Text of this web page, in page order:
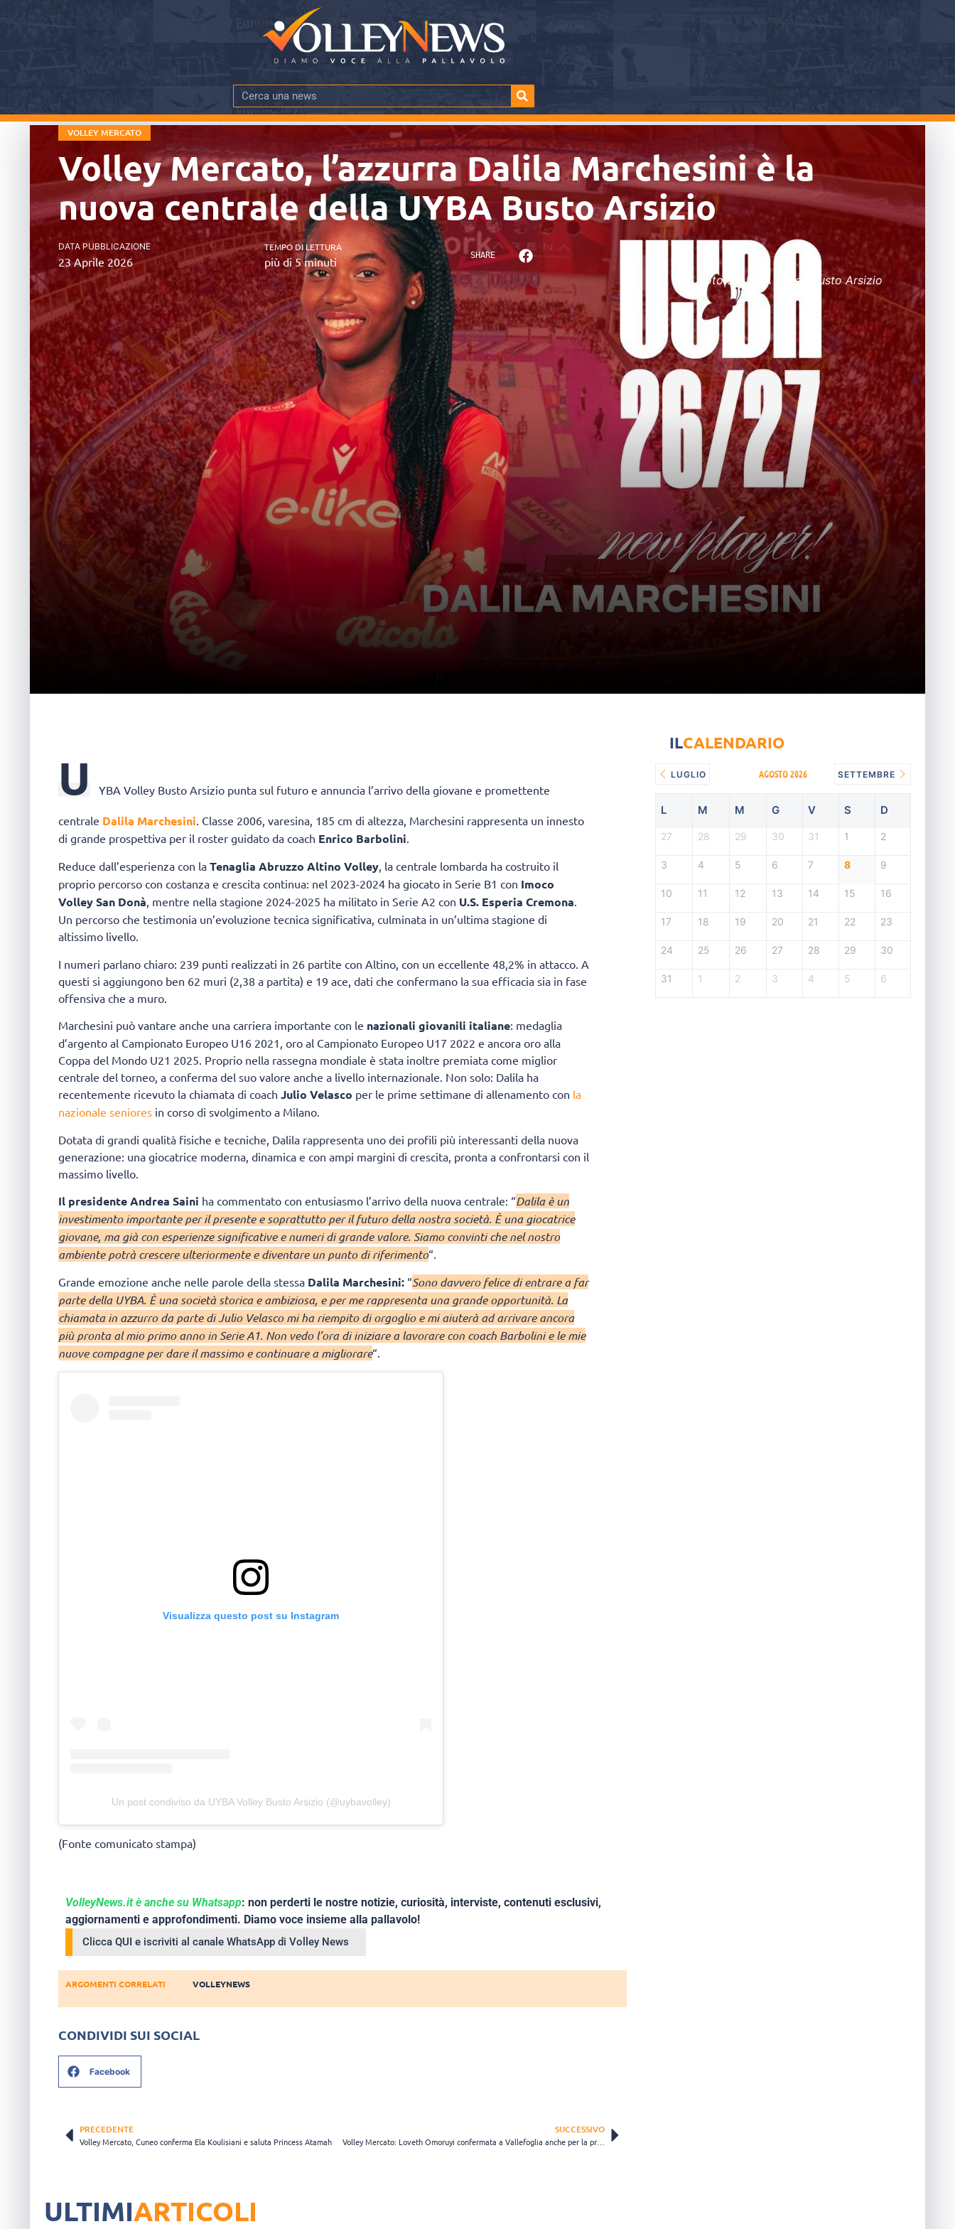
VOLLEY MERCATO
Volley Mercato, l’azzurra Dalila Marchesini è la
nuova centrale della UYBA Busto Arsizio
DATA PUBBLICAZIONE
23 Aprile 2026
TEMPO DI LETTURA
più di 5 minuti SHARE
Foto di UYBA Volley Busto Arsizio
U YBA Volley Busto Arsizio punta sul futuro e annuncia l’arrivo della giovane e promettente
centrale Dalila Marchesini . Classe 2006, varesina, 185 cm di altezza, Marchesini rappresenta un innesto
di grande prospettiva per il roster guidato da coach Enrico Barbolini
Reduce dall’esperienza con la Tenaglia Abruzzo Altino Volley, la centrale lombarda ha costruito il
proprio percorso con costanza e crescita continua: nel 2023-2024 ha giocato in Serie B1 con Imoco
Volley San Donà, mentre nella stagione 2024-2025 ha militato in Serie A2 con U.S. Esperia Cremona.
Un percorso che testimonia un’evoluzione tecnica significativa, culminata in un’ultima stagione di
altissimo livello.
I numeri parlano chiaro: 239 punti realizzati in 26 partite con Altino, con un eccellente 48,2% in attacco. A
questi si aggiungono ben 62 muri (2,38 a partita) e 19 ace, dati che confermano la sua efficacia sia in fase
offensiva che a muro.
Marchesini può vantare anche una carriera importante con le nazionali giovanili italiane: medaglia
d’argento al Campionato Europeo U16 2021, oro al Campionato Europeo U17 2022 e ancora oro alla
Coppa del Mondo U21 2025. Proprio nella rassegna mondiale è stata inoltre premiata come miglior
centrale del torneo, a conferma del suo valore anche a livello internazionale. Non solo: Dalila ha
recentemente ricevuto la chiamata di coach Julio Velasco per le prime settimane di allenamento con la
nazionale seniores in corso di svolgimento a Milano.
Dotata di grandi qualità fisiche e tecniche, Dalila rappresenta uno dei profili più interessanti della nuova
generazione: una giocatrice moderna, dinamica e con ampi margini di crescita, pronta a confrontarsi con il
massimo livello.
Il presidente Andrea Saini ha commentato con entusiasmo l’arrivo della nuova centrale: “Dalila è un
investimento importante per il presente e soprattutto per il futuro della nostra società. È una giocatrice
giovane, ma già con esperienze significative e numeri di grande valore. Siamo convinti che nel nostro
ambiente potrà crescere ulteriormente e diventare un punto di riferimento“.
Grande emozione anche nelle parole della stessa Dalila Marchesini: “Sono davvero felice di entrare a far
parte della UYBA. È una società storica e ambiziosa, e per me rappresenta una grande opportunità. La
chiamata in azzurro da parte di Julio Velasco mi ha riempito di orgoglio e mi aiuterà ad arrivare ancora
più pronta al mio primo anno in Serie A1. Non vedo l’ora di iniziare a lavorare con coach Barbolini e le mie
nuove compagne per dare il massimo e continuare a migliorare“.
Visualizza questo post su Instagram
Un post condiviso da UYBA Volley Busto Arsizio (@uybavolley)
(Fonte comunicato stampa)
VolleyNews.it è anche su Whatsapp: non perderti le nostre notizie, curiosità, interviste, contenuti esclusivi,
aggiornamenti e approfondimenti. Diamo voce insieme alla pallavolo!
Clicca QUI e iscriviti al canale WhatsApp di Volley News
ARGOMENTI CORRELATI VOLLEYNEWS
CONDIVIDI SUI SOCIAL
Facebook
PRECEDENTE
Volley Mercato, Cuneo conferma Ela Koulisiani e saluta Princess Atamah
SUCCESSIVO
Volley Mercato: Loveth Omoruyi confermata a Vallefoglia anche per la prossima stagione
ILCALENDARIO
LUGLIO AGOSTO 2026 SETTEMBRE
L M M G V S D
27 28 29 30 31 1 2
3 4 5 6 7 8 9
10 11 12 13 14 15 16
17 18 19 20 21 22 23
24 25 26 27 28 29 30
31 1 2 3 4 5 6
ULTIMIARTICOLI